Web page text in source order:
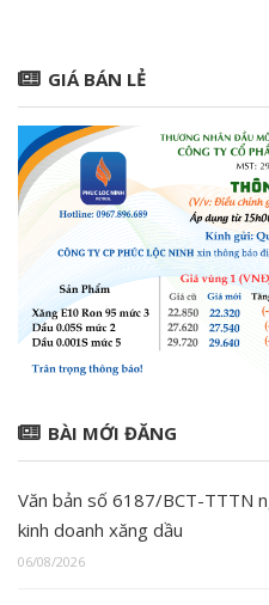
GIÁ BÁN LẺ
BÀI MỚI ĐĂNG
Văn bản số 6187/BCT-TTTN
kinh doanh xăng dầu
06/08/2026